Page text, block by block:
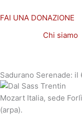
al
FAI UNA DONAZIONE
Chi siamo
Sadurano Serenade:
Mozart Italia, sede
(arpa).